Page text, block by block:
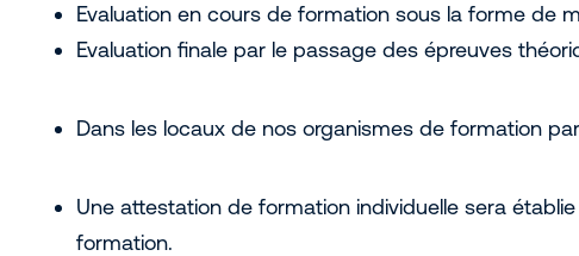
Evaluation en cours de formation sous la forme de
Evaluation finale par le passage des épreuves
Dans les locaux de nos organismes de formation
Une attestation de formation individuelle sera
formation.